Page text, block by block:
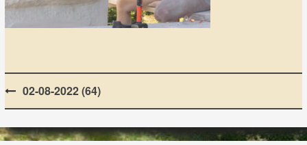
Post
navigation
02-08-2022 (64)